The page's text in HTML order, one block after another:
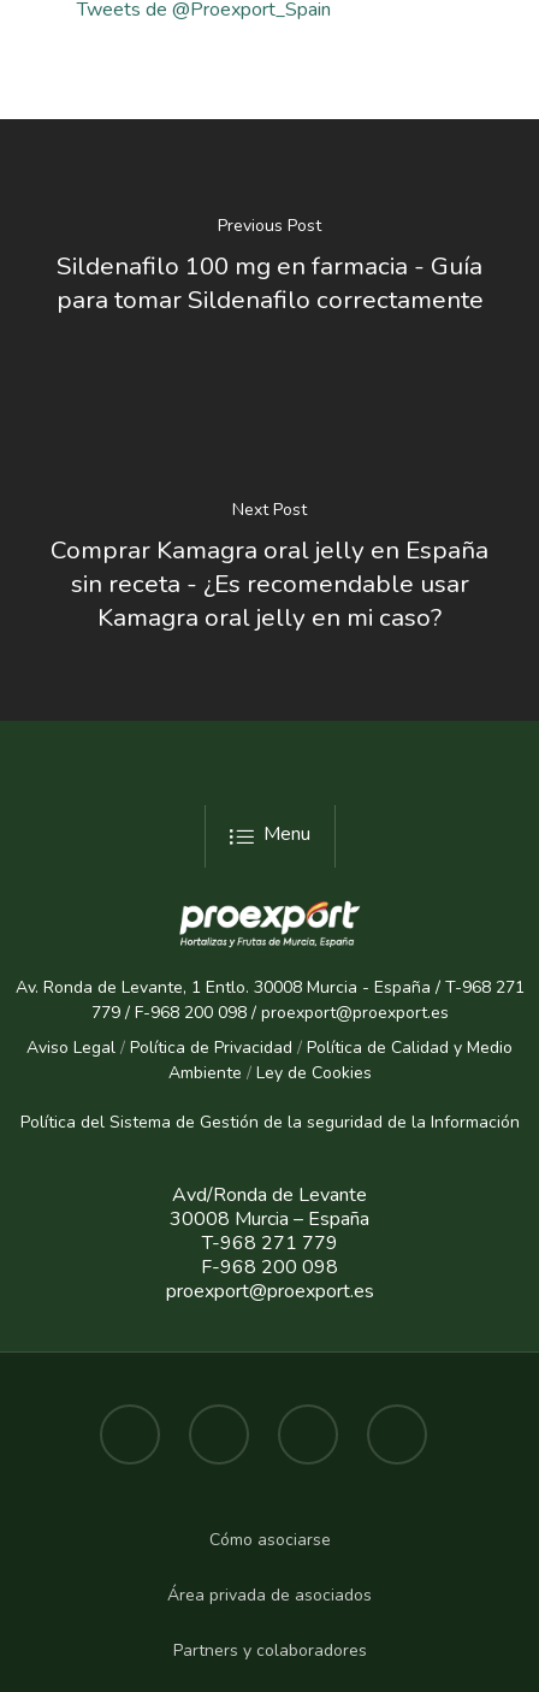
Tweets de @Proexport_Spain
Previous Post
Sildenafilo 100 mg en farmacia - Guía
para tomar Sildenafilo correctamente
Next Post
Comprar Kamagra oral jelly en España
sin receta - ¿Es recomendable usar
Kamagra oral jelly en mi caso?
Menu
Av. Ronda de Levante, 1 Entlo. 30008 Murcia - España / T-968 271
779 / F-968 200 098 / proexport@proexport.es
Aviso Legal / Política de Privacidad / Política de Calidad y Medio
Ambiente / Ley de Cookies
Política del Sistema de Gestión de la seguridad de la Información
Avd/Ronda de Levante
30008 Murcia – España
T-968 271 779
F-968 200 098
proexport@proexport.es
Cómo asociarse
Área privada de asociados
Partners y colaboradores